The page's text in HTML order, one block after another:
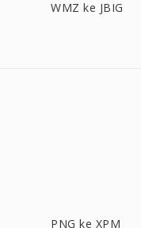
WMZ ke JBIG
PNG ke XPM